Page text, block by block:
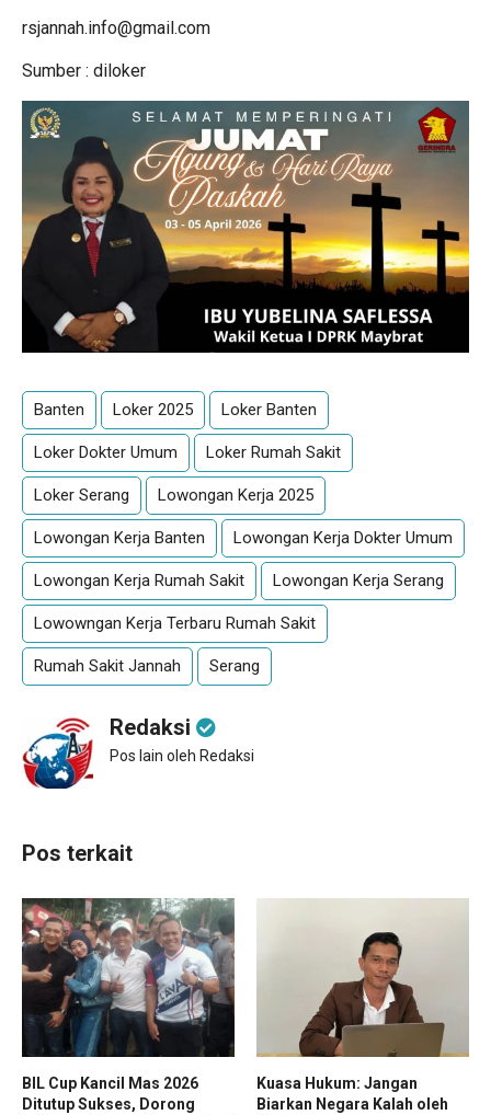
rsjannah.info@gmail.com
Sumber : diloker
Banten Loker 2025 Loker Banten
Loker Dokter Umum Loker Rumah Sakit
Loker Serang Lowongan Kerja 2025
Lowongan Kerja Banten Lowongan Kerja Dokter Umum
Lowongan Kerja Rumah Sakit Lowongan Kerja Serang
Lowowngan Kerja Terbaru Rumah Sakit
Rumah Sakit Jannah Serang
Redaksi
Pos lain oleh Redaksi
Pos terkait
BIL Cup Kancil Mas 2026
Ditutup Sukses, Dorong
Kuasa Hukum: Jangan
Biarkan Negara Kalah oleh